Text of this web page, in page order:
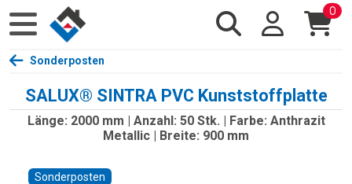
0
Sonderposten
SALUX® SINTRA PVC Kunststoffplatte
Länge: 2000 mm | Anzahl: 50 Stk. | Farbe: Anthrazit
Metallic | Breite: 900 mm
Sonderposten